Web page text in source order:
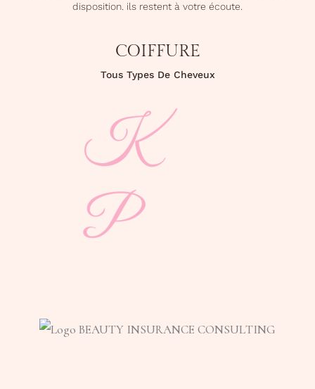
disposition. ils restent à votre écoute.
COIFFURE
Tous Types De Cheveux